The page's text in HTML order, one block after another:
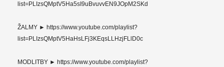
list=PLIzsQMptV5Ha5sI9uBvuvvEN9JOpM2SKd
ŽALMY ► https://www.youtube.com/playlist?
list=PLIzsQMptV5HaHsLFj3KEqsLLHzjFLlD0c
MODLITBY ► https://www.youtube.com/playlist?